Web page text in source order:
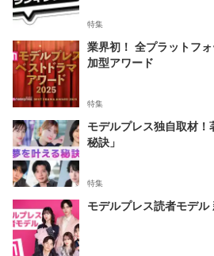
特集
業界初！ 全プラットフ
加型アワード
特集
モデルプレス独自取材
秘訣」
特集
モデルプレス読者モデル